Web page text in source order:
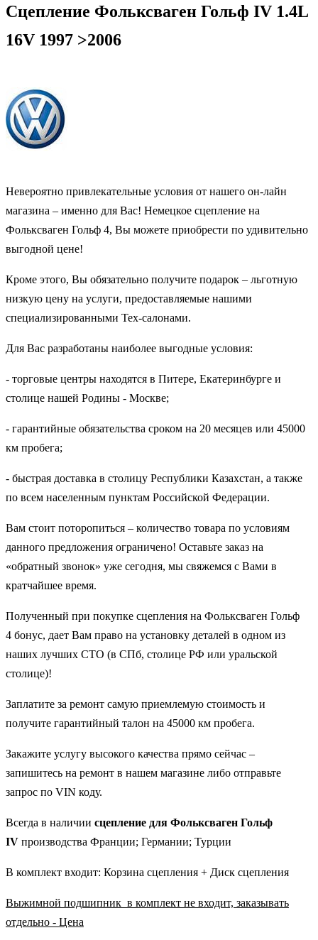
Сцепление Фольксваген Гольф IV 1.4L
16V 1997 >2006
Невероятно привлекательные условия от нашего он-лайн
магазина – именно для Вас! Немецкое сцепление на
Фольксваген Гольф 4, Вы можете приобрести по удивительно
выгодной цене!
Кроме этого, Вы обязательно получите подарок – льготную
низкую цену на услуги, предоставляемые нашими
специализированными Тех-салонами.
Для Вас разработаны наиболее выгодные условия:
- торговые центры находятся в Питере, Екатеринбурге и
столице нашей Родины - Москве;
- гарантийные обязательства сроком на 20 месяцев или 45000
км пробега;
- быстрая доставка в столицу Республики Казахстан, а также
по всем населенным пунктам Российской Федерации.
Вам стоит поторопиться – количество товара по условиям
данного предложения ограничено! Оставьте заказ на
«обратный звонок» уже сегодня, мы свяжемся с Вами в
кратчайшее время.
Полученный при покупке сцепления на Фольксваген Гольф
4 бонус, дает Вам право на установку деталей в одном из
наших лучших СТО (в СПб, столице РФ или уральской
столице)!
Заплатите за ремонт самую приемлемую стоимость и
получите гарантийный талон на 45000 км пробега.
Закажите услугу высокого качества прямо сейчас –
запишитесь на ремонт в нашем магазине либо отправьте
запрос по VIN коду.
Всегда в наличии сцепление для Фольксваген Гольф
IV производства Франции; Германии; Турции
В комплект входит: Корзина сцепления + Диск сцепления
Выжимной подшипник в комплект не входит, заказывать
отдельно - Цена